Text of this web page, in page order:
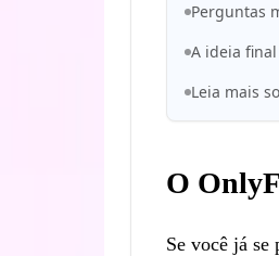
Perguntas
A ideia final
Leia mais
O
Se você já se